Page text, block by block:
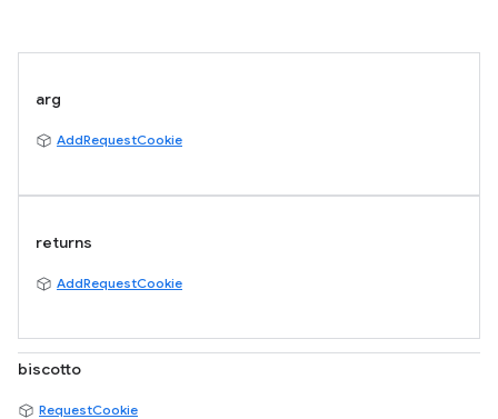
arg
AddRequestCookie
returns
AddRequestCookie
biscotto
RequestCookie